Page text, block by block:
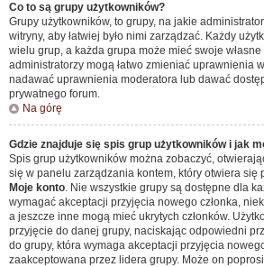
Co to są grupy użytkowników?
Grupy użytkowników, to grupy, na jakie
witryny, aby łatwiej było nimi zarządzać. Każdy
wielu grup, a każda grupa może mieć swoje
administratorzy mogą łatwo zmieniać uprawnienia
nadawać uprawnienia moderatora lub dawać
prywatnego forum.
Na górę
Gdzie znajduje się spis grup użytkowników i jak
Spis grup użytkowników można zobaczyć,
się w panelu zarządzania kontem, który otwiera się
Moje konto. Nie wszystkie grupy są dostępne dla
wymagać akceptacji przyjęcia nowego członka,
a jeszcze inne mogą mieć ukrytych członków.
przyjęcie do danej grupy, naciskając odpowiedni
do grupy, która wymaga akceptacji przyjęcia
zaakceptowana przez lidera grupy. Może on